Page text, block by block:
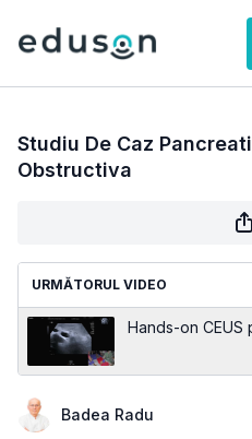
Studiu De Caz
Obstructiva
URMĂTORUL VIDEO
Hands-on CEUS
Badea Radu